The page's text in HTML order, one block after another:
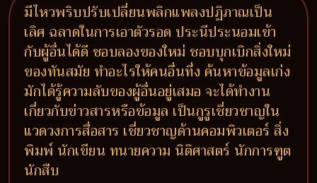
มีไหวพริบปรับเปลี่ยนพลิกแพลงปฏิภาณเป็น
เลิศ ฉลาดในการเอาตัวรอด ประนีประนอมเข้า
กับผู้อื่นได้ดี ชอบลองของใหม่ ชอบบุกเบิกสิ่งใหม่
ของทันสมัย ทำอะไรให้คนอื่นทึ่ง ค้นหาข้อมูลเก่ง
มักได้รู้ความลับของผู้อื่นอยู่เสมอ จะได้ทำงาน
เกี่ยวกับข่าวสารหรือข้อมูล เป็นกูรูเชี่ยวชาญใน
แวดวงการสื่อสาร เชี่ยวชาญด้านคอมพิวเตอร์ สิ่ง
พิมพ์ นักเขียน ทนายความ นิติศาสตร์ นักการฑูต
นักสืบ